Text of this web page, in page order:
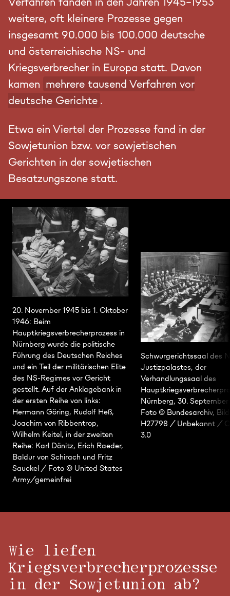
weitere, oft kleinere Prozesse gegen
insgesamt 90.000 bis 100.000 deutsche
und österreichische NS- und
Kriegsverbrecher in Europa statt. Davon
kamen mehrere tausend Verfahren vor
deutsche Gerichte .
Etwa ein Viertel der Prozesse fand in der
Sowjetunion bzw. vor sowjetischen
Gerichten in der sowjetischen
Besatzungszone statt.
20. November 1945 bis 1. Oktober
1946: Beim
Hauptkriegsverbrecherprozess in
Nürnberg wurde die politische
Führung des Deutschen Reiches
und ein Teil der militärischen Elite
des NS-Regimes vor Gericht
gestellt. Auf der Anklagebank in
der ersten Reihe von links:
Hermann Göring, Rudolf Heß,
Joachim von Ribbentrop,
Wilhelm Keitel, in der zweiten
Reihe: Karl Dönitz, Erich Raeder,
Baldur von Schirach und Fritz
Sauckel / Foto © United States
Army/gemeinfrei
Schwurgerichtssaal des
Justizpalastes, der
Verhandlungssaal des
Nürnberg, 30.
Foto © Bundesarchiv,
H27798 / Unbekannt /
3.0
Wie liefen
Kriegsverbrecherprozesse
in der Sowjetunion ab?